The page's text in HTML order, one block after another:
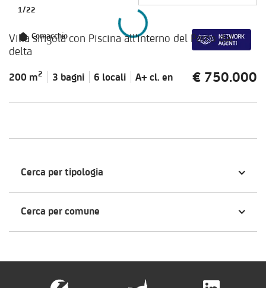
Comacchio
1/22
Villa singola con Piscina all'interno del Parco del
delta
200 m2 3 bagni 6 locali A+ cl. en € 750.000
Cerca per tipologia
Cerca per comune